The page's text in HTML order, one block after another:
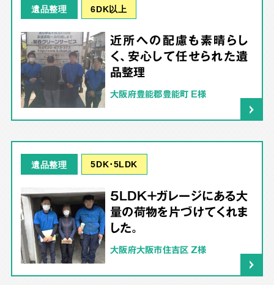
遺品整理 6DK以上
近所への配慮も素晴らし
く、安心して任せられた遺
品整理
大阪府豊能郡豊能町 E様
遺品整理 5DK･5LDK
5LDK＋ガレージにある大
量の荷物を片づけてくれま
した。
大阪府大阪市住吉区 Z様